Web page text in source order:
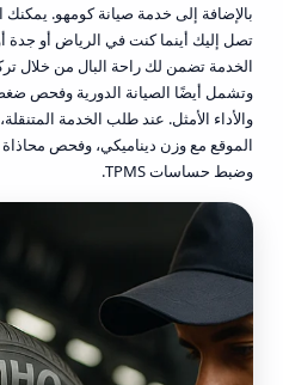
بالإضافة إلى خدمة صيانة كومهو.
تصل إليك أينما كنت في الرياض أو جدة
الخدمة تضمن لك راحة البال من خلال
وتشمل أيضًا الصيانة الدورية وفحص
والأداء الأمثل. عند طلب الخدمة
الموقع مع وزن ديناميكي، وفحص محاذاة
وضبط حساسات TPMS.